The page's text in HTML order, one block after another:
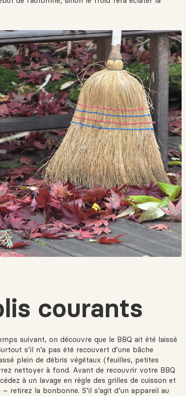
courants
suivant, on découvre que le BBQ ait été laissé
s’il n’a pas été recouvert d’une bâche
plein de débris végétaux (feuilles, petites
nettoyer à fond. Avant de recouvrir votre BBQ
à un lavage en règle des grilles de cuisson et
retirez la bonbonne. S’il s’agit d’un appareil au